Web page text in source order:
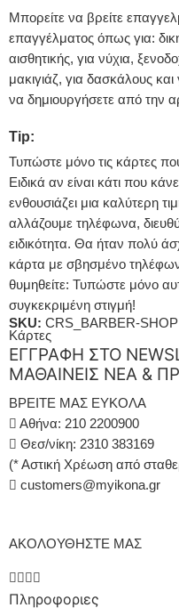
Μπορείτε να βρείτε
επαγγέλματος όπως για:
αισθητικής, για νύχια,
μακιγιάζ, για δασκάλους
να δημιουργήσετε από την
Tip:
Τυπώστε μόνο τις κάρτες
Ειδικά αν είναι κάτι που
ενθουσιάζει μια καλύτερη
αλλάζουμε τηλέφωνα,
ειδικότητα. Θα ήταν πολύ
κάρτα με σβησμένο
θυμηθείτε: Τυπώστε μόνο
συγκεκριμένη στιγμή!
SKU: CRS_BARBER-SHOP
Κάρτες
ΕΓΓΡΑΦΗ ΣΤΟ
ΜΑΘΑΙΝΕΙΣ ΝΕΑ &
ΒΡΕΙΤΕ ΜΑΣ ΕΥΚΟΛΑ
Αθήνα: 210 2200900
Θεσ/νίκη: 2310 383169
(* Αστική Χρέωση από
customers@myikona.gr
ΑΚΟΛΟΥΘΗΣΤΕ ΜΑΣ
Πληροφοριες